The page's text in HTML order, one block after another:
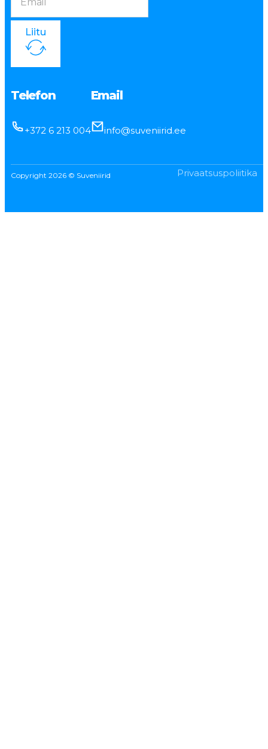
Liitu
Telefon
+372 6 213 004
Email
info@suveniirid.ee
Copyright 2026 © Suveniirid Privaatsuspoliitika